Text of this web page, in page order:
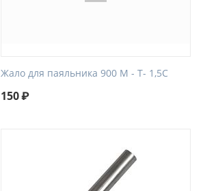
Жало для паяльника 900 М - Т- 1,5C
150₽